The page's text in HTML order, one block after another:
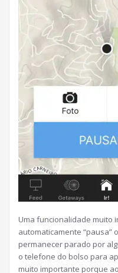
Uma funcionalidade muito
automaticamente “pausa”
permanecer parado por
o telefone do bolso para
muito importante porque